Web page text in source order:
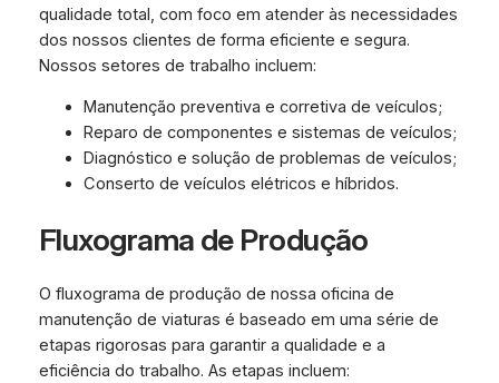
qualidade total, com foco em atender às necessidades
dos nossos clientes de forma eficiente e segura.
Nossos setores de trabalho incluem:
Manutenção preventiva e corretiva de veículos;
Reparo de componentes e sistemas de veículos;
Diagnóstico e solução de problemas de veículos;
Conserto de veículos elétricos e híbridos.
Fluxograma de Produção
O fluxograma de produção de nossa oficina de
manutenção de viaturas é baseado em uma série de
etapas rigorosas para garantir a qualidade e a
eficiência do trabalho. As etapas incluem: